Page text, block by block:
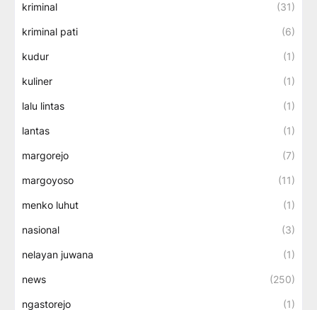
kriminal (31)
kriminal pati (6)
kudur (1)
kuliner (1)
lalu lintas (1)
lantas (1)
margorejo (7)
margoyoso (11)
menko luhut (1)
nasional (3)
nelayan juwana (1)
news (250)
ngastorejo (1)